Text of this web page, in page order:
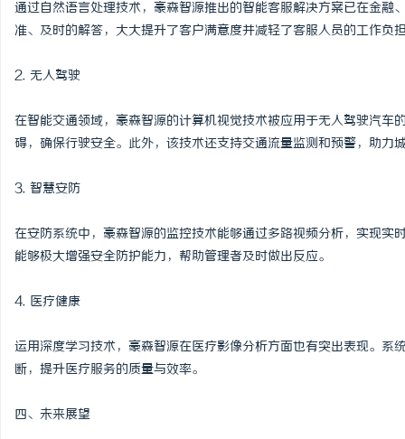
通过自然语言处理技术，豪森智源推出的智能客服解决方案已在金
准、及时的解答，大大提升了客户满意度并减轻了客服人员的工作负
2. 无人驾驶
在智能交通领域，豪森智源的计算机视觉技术被应用于无人驾驶汽
碍，确保行驶安全。此外，该技术还支持交通流量监测和预警，助力
3. 智慧安防
在安防系统中，豪森智源的监控技术能够通过多路视频分析，实现
能够极大增强安全防护能力，帮助管理者及时做出反应。
4. 医疗健康
运用深度学习技术，豪森智源在医疗影像分析方面也有突出表现。
断，提升医疗服务的质量与效率。
四、未来展望